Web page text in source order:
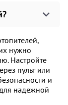
нужно
Настройте
пульт или
и
надежной